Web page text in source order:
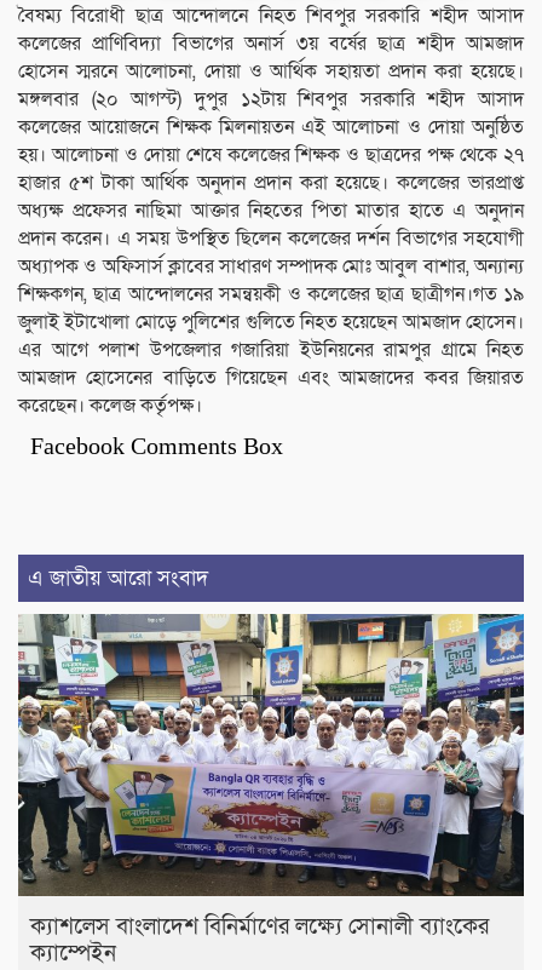
বৈষম্য বিরোধী ছাত্র আন্দোলনে নিহত শিবপুর সরকারি শহীদ আসাদ
কলেজের প্রাণিবিদ্যা বিভাগের অনার্স ৩য় বর্ষের ছাত্র শহীদ আমজাদ
হোসেন স্মরনে আলোচনা, দোয়া ও আর্থিক সহায়তা প্রদান করা হয়েছে।
মঙ্গলবার (২০ আগস্ট) দুপুর ১২টায় শিবপুর সরকারি শহীদ আসাদ
কলেজের আয়োজনে শিক্ষক মিলনায়তন এই আলোচনা ও দোয়া অনুষ্ঠিত
হয়। আলোচনা ও দোয়া শেষে কলেজের শিক্ষক ও ছাত্রদের পক্ষ থেকে ২৭
হাজার ৫শ টাকা আর্থিক অনুদান প্রদান করা হয়েছে। কলেজের ভারপ্রাপ্ত
অধ্যক্ষ প্রফেসর নাছিমা আক্তার নিহতের পিতা মাতার হাতে এ অনুদান
প্রদান করেন। এ সময় উপস্থিত ছিলেন কলেজের দর্শন বিভাগের সহযোগী
অধ্যাপক ও অফিসার্স ক্লাবের সাধারণ সম্পাদক মোঃ আবুল বাশার, অন্যান্য
শিক্ষকগন, ছাত্র আন্দোলনের সমন্বয়কী ও কলেজের ছাত্র ছাত্রীগন।গত ১৯
জুলাই ইটাখোলা মোড়ে পুলিশের গুলিতে নিহত হয়েছেন আমজাদ হোসেন।
এর আগে পলাশ উপজেলার গজারিয়া ইউনিয়নের রামপুর গ্রামে নিহত
আমজাদ হোসেনের বাড়িতে গিয়েছেন এবং আমজাদের কবর জিয়ারত
করেছেন। কলেজ কর্তৃপক্ষ।
Facebook Comments Box
এ জাতীয় আরো সংবাদ
ক্যাশলেস বাংলাদেশ বিনির্মাণের লক্ষ্যে সোনালী ব্যাংকের
ক্যাম্পেইন